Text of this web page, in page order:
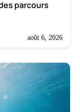
parcours
août 6, 2026